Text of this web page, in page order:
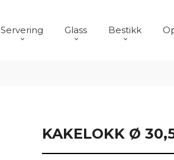
Servering Glass Bestikk
KAKELOKK Ø